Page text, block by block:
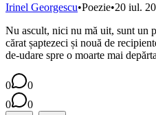
Irinel Georgescu•Poezie•20 iul.
Nu ascult, nici nu mă uit, sunt un
cărat șaptezeci și nouă de
de-udare spre o moarte mai
0
0
0
0